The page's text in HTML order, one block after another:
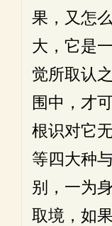
果，又怎
大，它是
觉所取认
围中，才
根识对它
等四大种
别，一为
取境，如